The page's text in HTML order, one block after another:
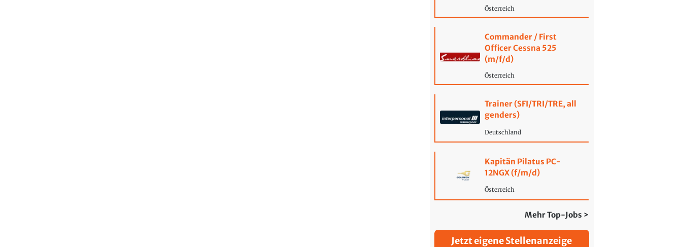
Österreich
Commander / First
Officer Cessna 525
(m/f/d)
Österreich
Trainer (SFI/TRI/TRE, all
genders)
Deutschland
Kapitän Pilatus PC-
12NGX (f/m/d)
Österreich
Mehr Top-Jobs >
Jetzt eigene Stellenanzeige